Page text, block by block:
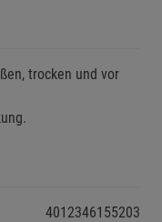
trocken und vor
4012346155203